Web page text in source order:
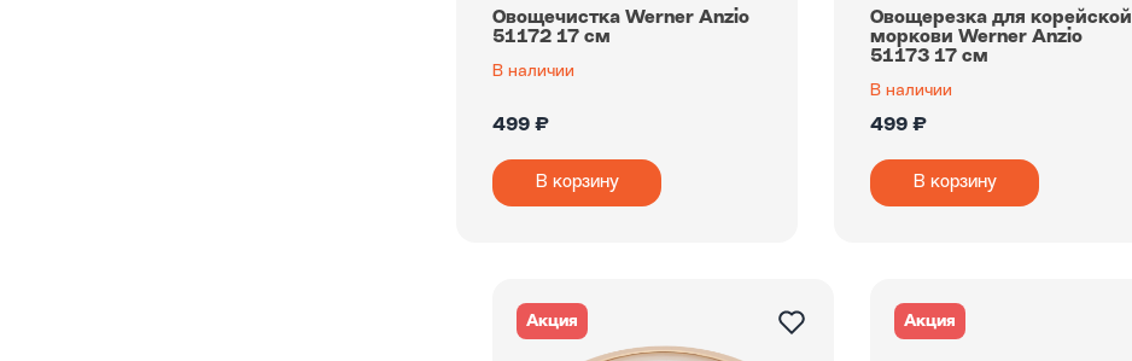
Овощечистка Werner Anzio
51172 17 см
В наличии
499 ₽
В корзину
Овощерезка для корейской
моркови Werner Anzio
51173 17 см
В наличии
499 ₽
В корзину
Акция Акция